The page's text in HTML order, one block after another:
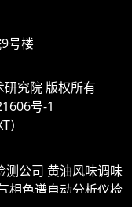
号楼
研究院版权所有
号-1
）
测公司 黄油风味调味
相色谱自动分析仪检